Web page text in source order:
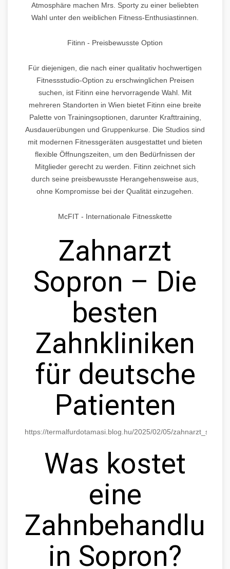
Atmosphäre machen Mrs. Sporty zu einer beliebten
Wahl unter den weiblichen Fitness-Enthusiastinnen.
Fitinn - Preisbewusste Option
Für diejenigen, die nach einer qualitativ hochwertigen
Fitnessstudio-Option zu erschwinglichen Preisen
suchen, ist Fitinn eine hervorragende Wahl. Mit
mehreren Standorten in Wien bietet Fitinn eine breite
Palette von Trainingsoptionen, darunter Krafttraining,
Ausdauerübungen und Gruppenkurse. Die Studios sind
mit modernen Fitnessgeräten ausgestattet und bieten
flexible Öffnungszeiten, um den Bedürfnissen der
Mitglieder gerecht zu werden. Fitinn zeichnet sich
durch seine preisbewusste Herangehensweise aus,
ohne Kompromisse bei der Qualität einzugehen.
McFIT - Internationale Fitnesskette
Zahnarzt
Sopron – Die
besten
Zahnkliniken
für deutsche
Patienten
https://termalfurdotamasi.blog.hu/2025/02/05/
Was kostet
eine
in Sopron?